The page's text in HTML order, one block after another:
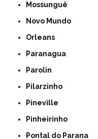
Mossunguê
Novo Mundo
Orleans
Paranagua
Parolin
Pilarzinho
Pineville
Pinheirinho
Pontal do Parana